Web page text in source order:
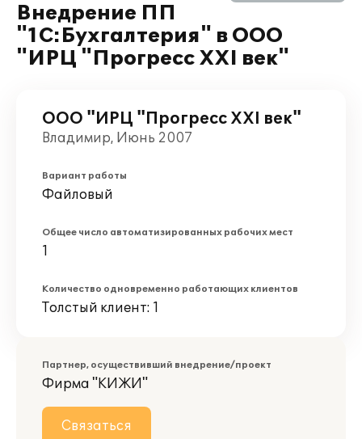
Внедрение ПП
"1С:Бухгалтерия" в ООО
"ИРЦ "Прогресс XXI век"
ООО "ИРЦ "Прогресс XXI век"
Владимир, Июнь 2007
Вариант работы
Файловый
Общее число автоматизированных рабочих мест
1
Количество одновременно работающих клиентов
Толстый клиент: 1
Партнер, осуществивший внедрение/проект
Фирма "КИЖИ"
Связаться